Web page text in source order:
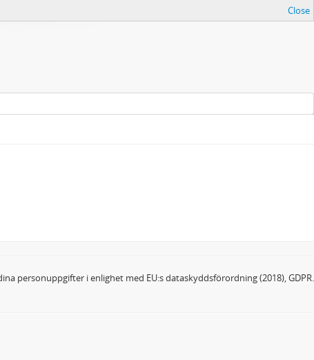
Close
personuppgifter i enlighet med EU:s dataskyddsförordning (2018), GDPR.